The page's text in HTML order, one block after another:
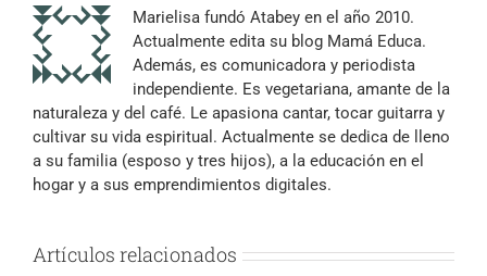
Marielisa fundó Atabey en el año 2010.
Actualmente edita su blog Mamá Educa.
Además, es comunicadora y periodista
independiente. Es vegetariana, amante de la
naturaleza y del café. Le apasiona cantar, tocar guitarra y
cultivar su vida espiritual. Actualmente se dedica de lleno
a su familia (esposo y tres hijos), a la educación en el
hogar y a sus emprendimientos digitales.
Artículos relacionados